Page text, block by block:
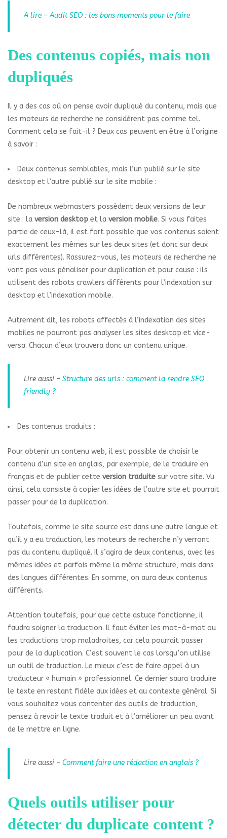
A lire – Audit SEO : les bons moments pour le faire
Des contenus copiés, mais non
dupliqués
Il y a des cas où on pense avoir dupliqué du contenu, mais que
les moteurs de recherche ne considèrent pas comme tel.
Comment cela se fait-il ? Deux cas peuvent en être à l’origine
à savoir :
Deux contenus semblables, mais l’un publié sur le site
desktop et l’autre publié sur le site mobile :
De nombreux webmasters possèdent deux versions de leur
site : la version desktop et la version mobile. Si vous faites
partie de ceux-là, il est fort possible que vos contenus soient
exactement les mêmes sur les deux sites (et donc sur deux
urls différentes). Rassurez-vous, les moteurs de recherche ne
vont pas vous pénaliser pour duplication et pour cause : ils
utilisent des robots crawlers différents pour l’indexation sur
desktop et l’indexation mobile.
Autrement dit, les robots affectés à l’indexation des sites
mobiles ne pourront pas analyser les sites desktop et vice-
versa. Chacun d’eux trouvera donc un contenu unique.
Lire aussi – Structure des urls : comment la rendre SEO
friendly ?
Des contenus traduits :
Pour obtenir un contenu web, il est possible de choisir le
contenu d’un site en anglais, par exemple, de le traduire en
français et de publier cette version traduite sur votre site. Vu
ainsi, cela consiste à copier les idées de l’autre site et pourrait
passer pour de la duplication.
Toutefois, comme le site source est dans une autre langue et
qu’il y a eu traduction, les moteurs de recherche n’y verront
pas du contenu dupliqué. Il s’agira de deux contenus, avec les
mêmes idées et parfois même la même structure, mais dans
des langues différentes. En somme, on aura deux contenus
différents.
Attention toutefois, pour que cette astuce fonctionne, il
faudra soigner la traduction. Il faut éviter les mot-à-mot ou
les traductions trop maladroites, car cela pourrait passer
pour de la duplication. C’est souvent le cas lorsqu’on utilise
un outil de traduction. Le mieux c’est de faire appel à un
traducteur « humain » professionnel. Ce dernier saura traduire
le texte en restant fidèle aux idées et au contexte général. Si
vous souhaitez vous contenter des outils de traduction,
pensez à revoir le texte traduit et à l’améliorer un peu avant
de le mettre en ligne.
Lire aussi – Comment faire une rédaction en anglais ?
Quels outils utiliser pour
détecter du duplicate content ?